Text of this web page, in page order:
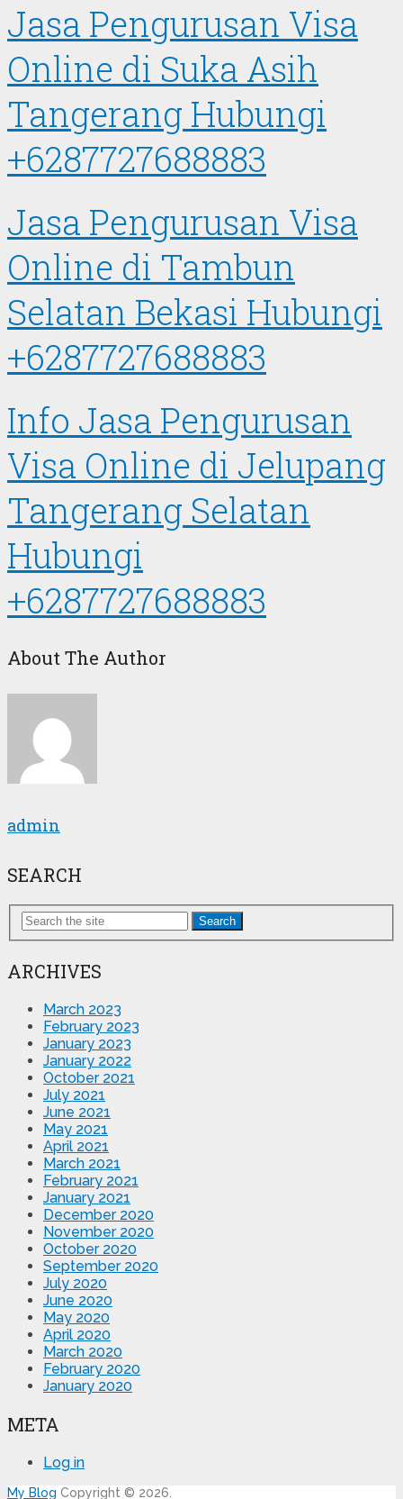
Jasa Pengurusan Visa
Online di Suka Asih
Tangerang Hubungi
+6287727688883
Jasa Pengurusan Visa
Online di Tambun
Selatan Bekasi Hubungi
+6287727688883
Info Jasa Pengurusan
Visa Online di Jelupang
Tangerang Selatan
Hubungi
+6287727688883
About The Author
admin
SEARCH
Search
ARCHIVES
March 2023
February 2023
January 2023
January 2022
October 2021
July 2021
June 2021
May 2021
April 2021
March 2021
February 2021
January 2021
December 2020
November 2020
October 2020
September 2020
July 2020
June 2020
May 2020
April 2020
March 2020
February 2020
January 2020
META
Log in
My Blog Copyright © 2026.